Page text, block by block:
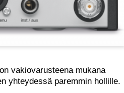
vakiovarusteena mukana
yhteydessä paremmin hollille.